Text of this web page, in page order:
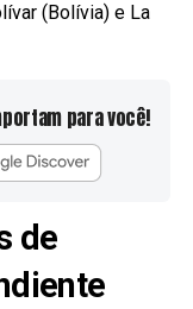
(Bolívia) e La
para você!
de